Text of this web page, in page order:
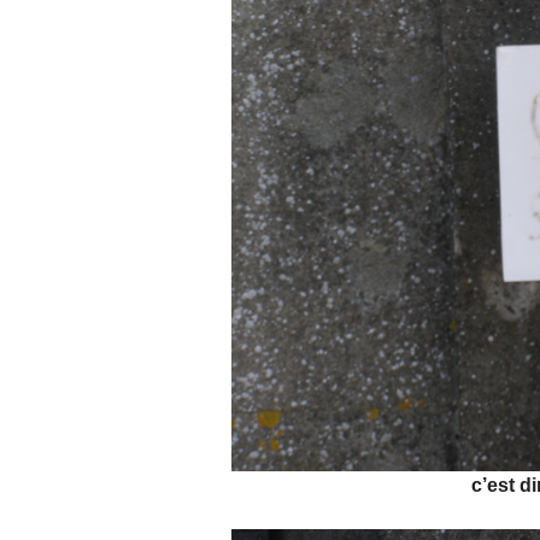
c’est